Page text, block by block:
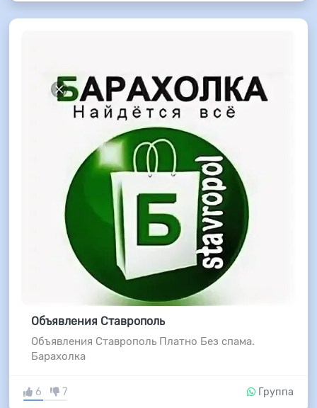
Объявления Ставрополь
Объявления Ставрополь Платно Без спама.
Барахолка
6 7 Группа